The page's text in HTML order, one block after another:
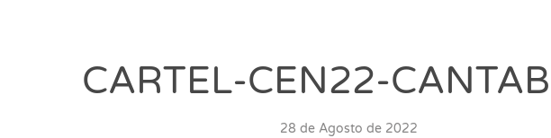
CARTEL-CEN22-
28 de Agosto de 2022